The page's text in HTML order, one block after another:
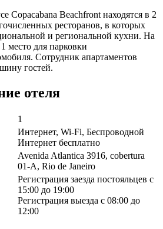
Copacabana Beachfront находятся в 2
ресторанов, в которых
и региональной кухни. На
место для парковки
Сотрудник апартаментов
гостей.
отеля
1
Интернет, Wi-Fi, Беспроводной
Интернет бесплатно
Avenida Atlantica 3916, cobertura
01-A, Rio de Janeiro
Регистрация заезда постояльцев с
15:00 до 19:00
Регистрация выезда с 08:00 до
12:00